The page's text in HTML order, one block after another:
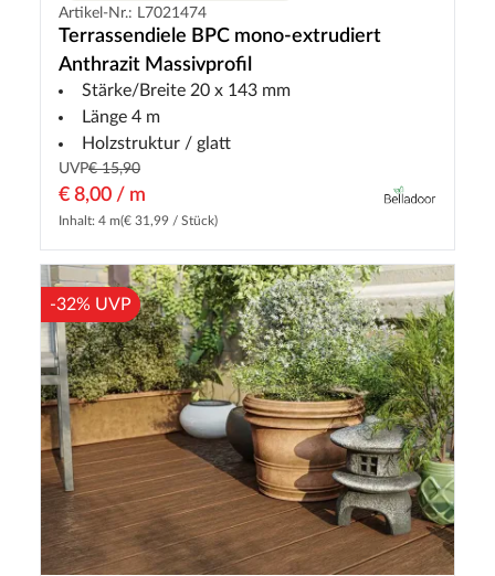
Artikel-Nr.: L7021474
Terrassendiele BPC mono-extrudiert
Anthrazit Massivprofil
Stärke/Breite 20 x 143 mm
Länge 4 m
Holzstruktur / glatt
UVP€ 15,90
€ 8,00 / m
Inhalt: 4 m(€ 31,99 / Stück)
-32% UVP